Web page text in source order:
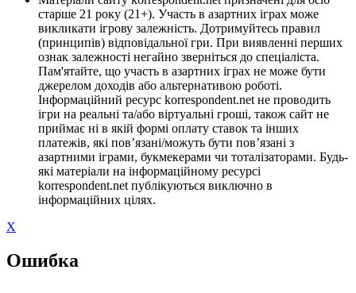
старше 21 року (21+). Участь в азартних іграх може
викликати ігрову залежність. Дотримуйтесь правил
(принципів) відповідальної гри. При виявленні перших
ознак залежності негайно зверніться до спеціаліста.
Пам'ятайте, що участь в азартних іграх не може бути
джерелом доходів або альтернативою роботі.
Інформаційний ресурс korrespondent.net не проводить
ігри на реальні та/або віртуальні гроші, також сайт не
приймає ні в якій формі оплату ставок та інших
платежів, які пов’язані/можуть бути пов’язані з
азартними іграми, букмекерами чи тоталізаторами. Будь-
які матеріали на інформаційному ресурсі
korrespondent.net публікуються виключно в
інформаційних цілях.
X
Ошибка